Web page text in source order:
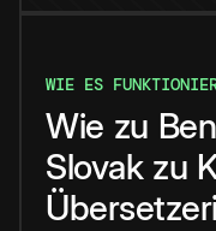
WIE ES
Wie zu
Slovak zu